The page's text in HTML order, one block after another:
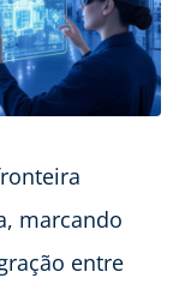
marcando
entre